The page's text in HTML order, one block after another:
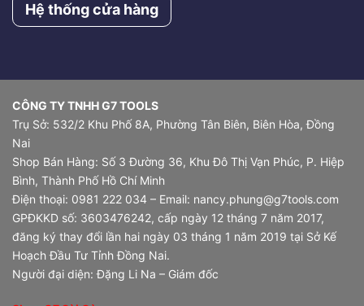
Hệ thống cửa hàng
CÔNG TY TNHH G7 TOOLS
Trụ Sở: 532/2 Khu Phố 8A, Phường Tân Biên, Biên Hòa, Đồng
Nai
Shop Bán Hàng: Số 3 Đường 36, Khu Đô Thị Vạn Phúc, P. Hiệp
Bình, Thành Phố Hồ Chí Minh
Điện thoại: 0981 222 034 – Email: nancy.phung@g7tools.com
GPĐKKD số: 3603476242, cấp ngày 12 tháng 7 năm 2017,
đăng ký thay đổi lần hai ngày 03 tháng 1 năm 2019 tại Sở Kế
Hoạch Đầu Tư Tỉnh Đồng Nai.
Người đại diện: Đặng Li Na – Giám đốc